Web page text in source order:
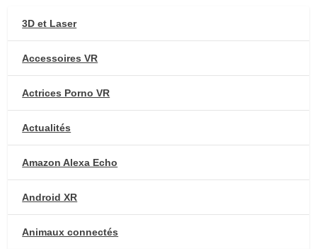
3D et Laser
Accessoires VR
Actrices Porno VR
Actualités
Amazon Alexa Echo
Android XR
Animaux connectés